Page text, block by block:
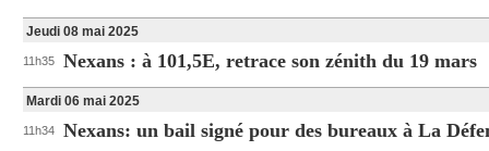
Jeudi 08 mai 2025
11h35 Nexans : à 101,5E, retrace son zénith du 19 mars
Mardi 06 mai 2025
11h34 Nexans: un bail signé pour des bureaux à La